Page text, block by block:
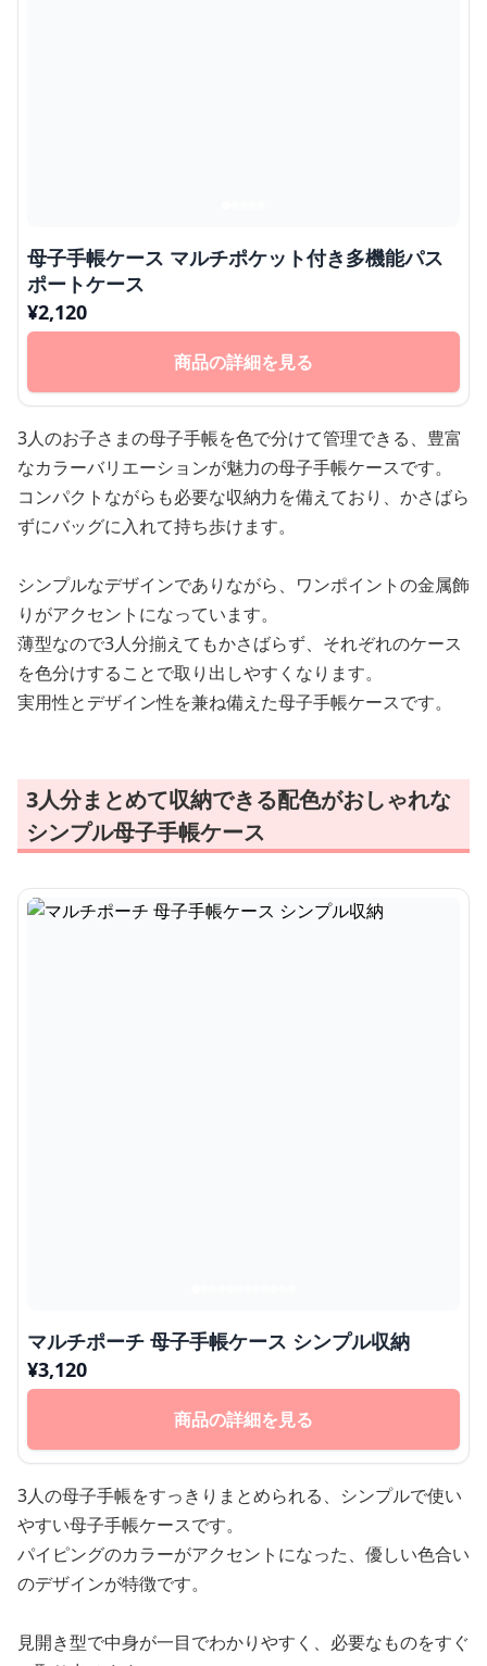
母子手帳ケース マルチポケット付き多機能パス
ポートケース
¥2,120
商品の詳細を見る
3人のお子さまの母子手帳を色で分けて管理できる、豊富
なカラーバリエーションが魅力の母子手帳ケースです。
コンパクトながらも必要な収納力を備えており、かさばら
ずにバッグに入れて持ち歩けます。
シンプルなデザインでありながら、ワンポイントの金属飾
りがアクセントになっています。
薄型なので3人分揃えてもかさばらず、それぞれのケース
を色分けすることで取り出しやすくなります。
実用性とデザイン性を兼ね備えた母子手帳ケースです。
3人分まとめて収納できる配色がおしゃれな
シンプル母子手帳ケース
マルチポーチ 母子手帳ケース シンプル収納
¥3,120
商品の詳細を見る
3人の母子手帳をすっきりまとめられる、シンプルで使い
やすい母子手帳ケースです。
パイピングのカラーがアクセントになった、優しい色合い
のデザインが特徴です。
見開き型で中身が一目でわかりやすく、必要なものをすぐ